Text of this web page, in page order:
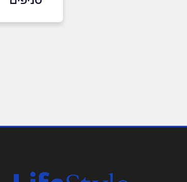
תל אביב יפו